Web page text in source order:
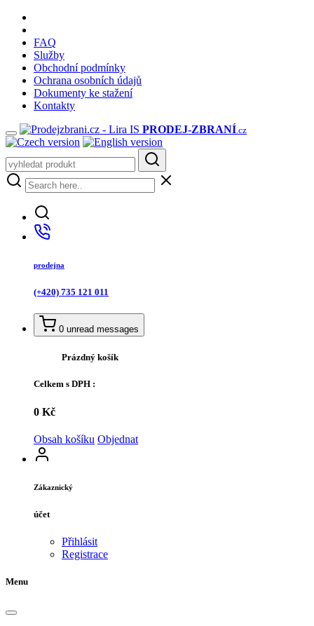
FAQ
Služby
Obchodní podmínky
Ochrana osobních údajů
Dokumenty ke stažení
Kontakty
PRODEJ-ZBRANÍ.cz
prodejna
(+420) 735 121 011
0 unread messages
Prázdný košík
Celkem s DPH :
0 Kč
Obsah košíku Objednat
Zákaznický
účet
Přihlásit
Registrace
Menu